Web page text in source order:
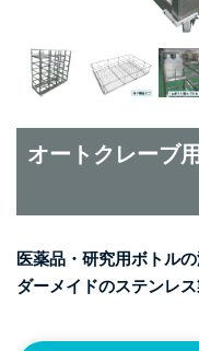
オートクレーブ
医薬品・研究用ボトル
ダーメイドのステンレ